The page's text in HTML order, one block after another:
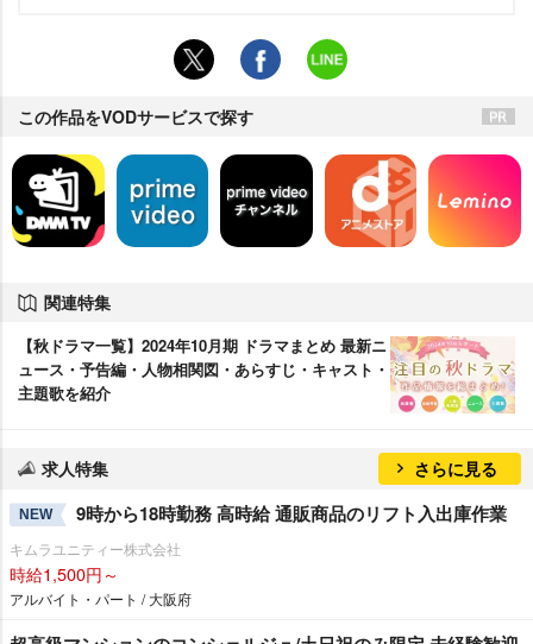
この作品をVODサービスで探す
関連特集
【秋ドラマ一覧】2024年10月期 ドラマまとめ 最新ニ
ュース・予告編・人物相関図・あらすじ・キャスト・
主題歌を紹介
求人特集 さらに見る
NEW 9時から18時勤務 高時給 通販商品のリフト入出庫作業
キムラユニティー株式会社
時給1,500円～
アルバイト・パート / 大阪府